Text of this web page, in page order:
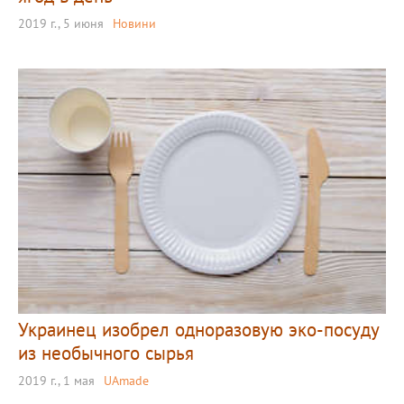
2019 г., 5 июня Новини
Украинец изобрел одноразовую эко-посуду
из необычного сырья
2019 г., 1 мая UAmade